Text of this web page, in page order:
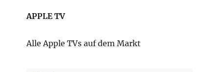
APPLE TV
Alle Apple TVs auf dem Markt